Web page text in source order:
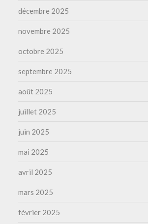
décembre 2025
novembre 2025
octobre 2025
septembre 2025
août 2025
juillet 2025
juin 2025
mai 2025
avril 2025
mars 2025
février 2025